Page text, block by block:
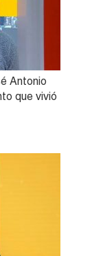
Antonio
que vivió